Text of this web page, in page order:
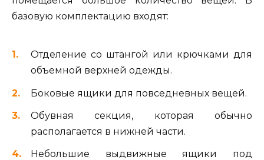
базовую комплектацию входят:
Отделение со штангой или крючками для
объемной верхней одежды.
Боковые ящики для повседневных вещей.
Обувная секция, которая обычно
располагается в нижней части.
Небольшие выдвижные ящики под